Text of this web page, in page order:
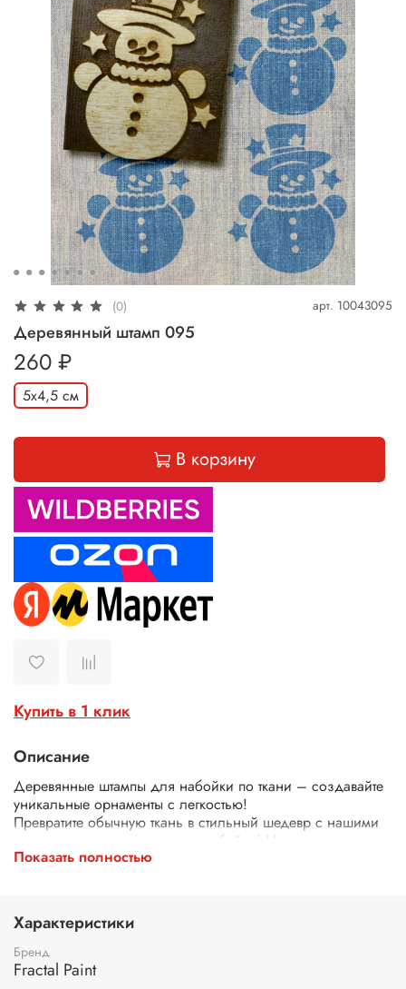
(0) арт. 10043095
Деревянный штамп 095
260 ₽
5х4,5 см
В корзину
Купить в 1 клик
Описание
Деревянные штампы для набойки по ткани – создавайте
уникальные орнаменты с легкостью!
Превратите обычную ткань в стильный шедевр с нашими
деревянными штампами для набойки! Идеально
подходят для декора одежды, текстиля, сумок, скатертей
Экологичные – изготовлены из дерева.
Четкий оттиск – резные узоры и орнаменты гарантируют
аккуратный и красивый рисунок.
Эргономичная форма для комфортного нанесения.
Показать полностью
Характеристики
Бренд
Fractal Paint